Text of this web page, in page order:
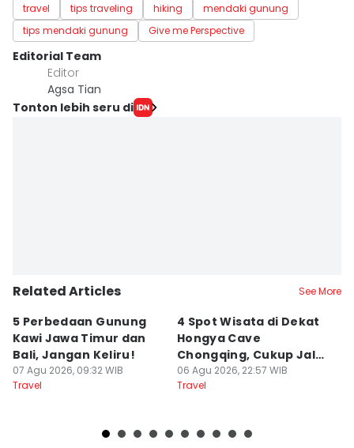
travel tips traveling hiking
mendaki gunung
tips mendaki gunung
Give me Perspective
Editorial Team
Editor
Agsa Tian
Tonton lebih seru di
Related Articles See More
5 Perbedaan Gunung
Kawi Jawa Timur dan
Bali, Jangan Keliru!
07 Agu 2026, 09:32 WIB
Travel
4 Spot Wisata di Dekat
Hongya Cave
Chongqing, Cukup Jalan
Kaki!
06 Agu 2026, 22:57 WIB
Travel